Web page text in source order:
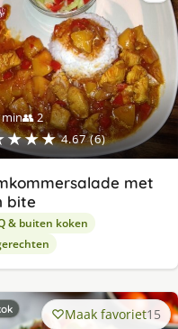
👥 2
4.67 (6)
met
bite
& buiten koken
Maak favoriet15